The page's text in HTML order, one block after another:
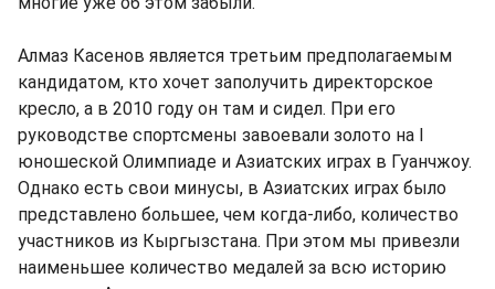
Алмаз Касенов является третьим предполагаемым
кандидатом, кто хочет заполучить директорское
кресло, а в 2010 году он там и сидел. При его
руководстве спортсмены завоевали золото на I
юношеской Олимпиаде и Азиатских играх в Гуанчжоу.
Однако есть свои минусы, в Азиатских играх было
представлено большее, чем когда-либо, количество
участников из Кыргызстана. При этом мы привезли
наименьшее количество медалей за всю историю